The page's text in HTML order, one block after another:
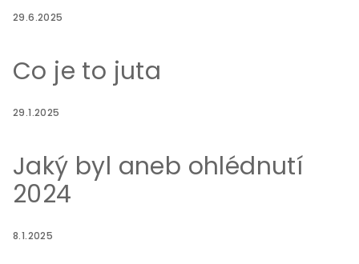
29.6.2025
Co je to juta
29.1.2025
Jaký byl aneb ohlédnutí
2024
8.1.2025